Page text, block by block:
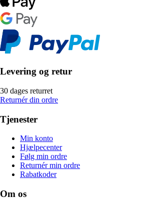
Levering og retur
30 dages returret
Returnér din ordre
Tjenester
Min konto
Hjælpecenter
Følg min ordre
Returnér min ordre
Rabatkoder
Om os